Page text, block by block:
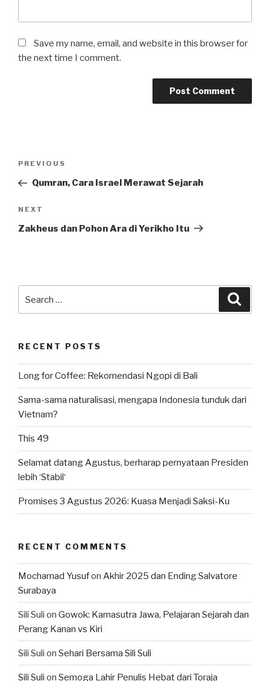
Save my name, email, and website in this browser for
the next time I comment.
Previous
Post
PREVIOUS
Qumran, Cara Israel Merawat Sejarah
Next
Post
NEXT
Zakheus dan Pohon Ara di Yerikho Itu
for:
RECENT POSTS
Long for Coffee: Rekomendasi Ngopi di Bali
Sama-sama naturalisasi, mengapa Indonesia tunduk dari
Vietnam?
This 49
Selamat datang Agustus, berharap pernyataan Presiden
lebih ‘Stabil‘
Promises 3 Agustus 2026: Kuasa Menjadi Saksi-Ku
RECENT COMMENTS
Mochamad Yusufon Akhir 2025 dan Ending Salvatore
Surabaya
Sili Suli on Gowok: Kamasutra Jawa, Pelajaran Sejarah dan
Perang Kanan vs Kiri
Sili Suli on Sehari Bersama Sili Suli
Sili Suli on Semoga Lahir Penulis Hebat dari Toraja